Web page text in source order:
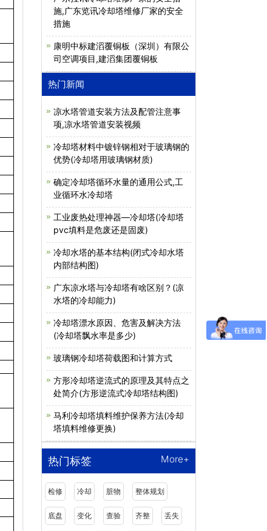
施,广东览讯冷却塔维修厂家的安全
措施
康明中标建滔覆铜板（深圳）有限公
司空调项目,建滔集团覆铜板
热门新闻
凉水塔管道安装方法及配管注意事
项,凉水塔管道安装视频
冷却塔材料中镀锌钢相对于玻璃钢的
优势(冷却塔用玻璃钢材质)
确定冷却塔循环水量的通用公式,工
业循环水冷却塔
工业废热处理神器—冷却塔(冷却塔
pvc填料是危废还是固废)
冷却水塔的基本结构(闭式冷却水塔
内部结构图)
广东凉水塔与冷却塔有啥区别？(凉
水塔的冷却能力)
冷却塔漂水原因、危害及解决方法
(冷却塔飘水率是多少)
玻璃钢冷却塔荷载图和计算方式
方形冷却塔逆流式的原理及其特点之
处简介(方形逆流式冷却塔结构图)
马利冷却塔填料维护保养方法(冷却
塔填料维修更换)
热门标签 More+
检修 冷却 脏物 整体规划
底盘 变化 查验 齐整 丢失